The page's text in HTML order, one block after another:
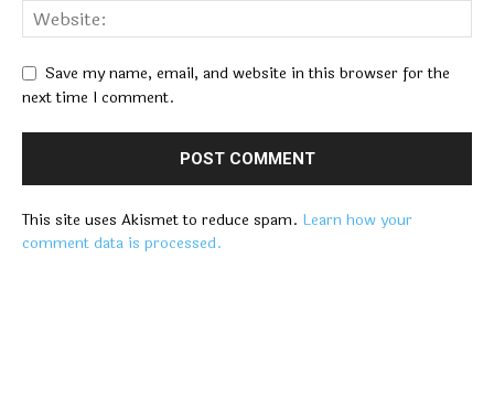
Save my name, email, and website in this browser for the
next time I comment.
This site uses Akismet to reduce spam. Learn how your
comment data is processed.